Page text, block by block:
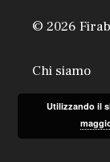
© 2026 Firab
Chi siamo
Utilizzando il